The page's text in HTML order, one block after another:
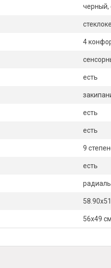
черный,
4
есть
есть
есть
9
есть
56х49 см